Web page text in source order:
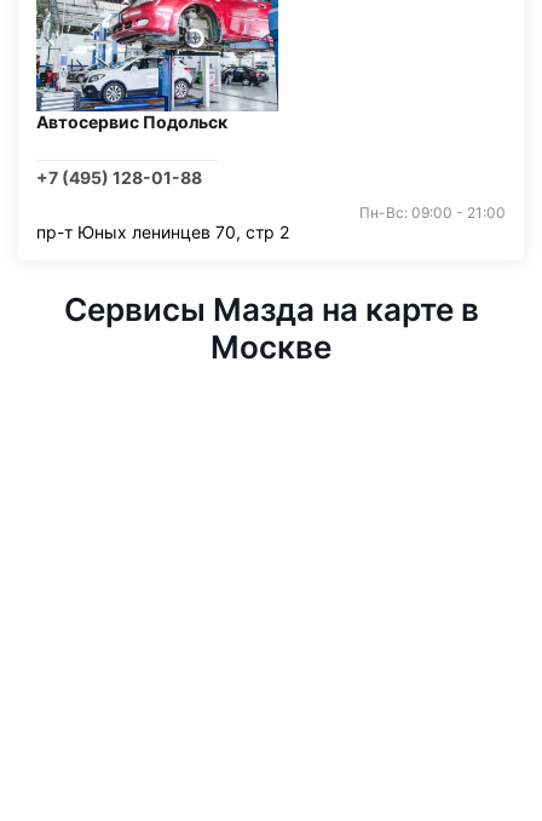
Автосервис Подольск
+7 (495) 128-01-88
Пн-Вс: 09:00 - 21:00
пр-т Юных ленинцев 70, стр 2
Сервисы Мазда на карте в
Москве